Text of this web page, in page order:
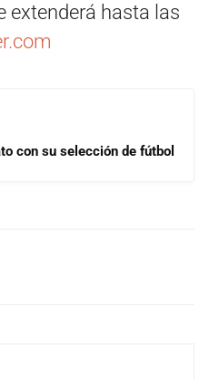
extenderá hasta las
con su selección de fútbol